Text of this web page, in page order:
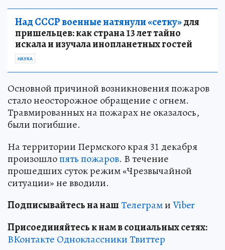
Над СССР военные натянули «сетку»для
пришельцев: как страна 13 лет тайно
искала и изучала инопланетных гостей
НАУКА
Основной причиной возникновения пожаров
стало неосторожное обращение с огнем.
Травмированных на пожарах не оказалось,
были погибшие.
На территории Пермского края 31 декабря
произошлопять пожаров. В течение
прошедших суток режим «Чрезвычайной
ситуации» не вводили.
Подписывайтесь на нашТелеграмиViber
Присоединяйтесь к нам в социальных сетях:
ВКонтакте ОдноклассникиТвиттер